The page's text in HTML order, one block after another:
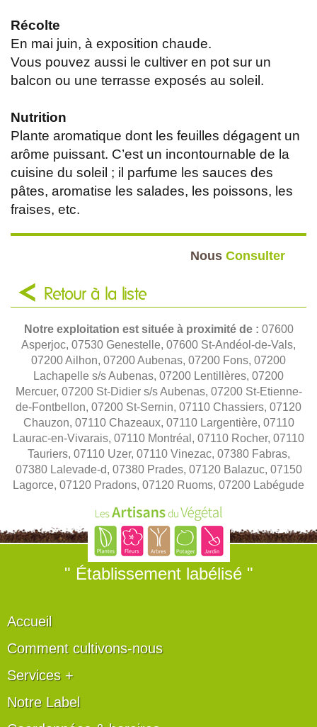
Récolte
En mai juin, à exposition chaude.
Vous pouvez aussi le cultiver en pot sur un
balcon ou une terrasse exposés au soleil.
Nutrition
Plante aromatique dont les feuilles dégagent un
arôme puissant. C’est un incontournable de la
cuisine du soleil ; il parfume les sauces des
pâtes, aromatise les salades, les poissons, les
fraises, etc.
Nous Consulter
Retour à la liste
Notre exploitation est située à proximité de : 07600
Asperjoc, 07530 Genestelle, 07600 St-Andéol-de-Vals,
07200 Ailhon, 07200 Aubenas, 07200 Fons, 07200
Lachapelle s/s Aubenas, 07200 Lentillères, 07200
Mercuer, 07200 St-Didier s/s Aubenas, 07200 St-Etienne-
de-Fontbellon, 07200 St-Sernin, 07110 Chassiers, 07120
Chauzon, 07110 Chazeaux, 07110 Largentière, 07110
Laurac-en-Vivarais, 07110 Montréal, 07110 Rocher, 07110
Tauriers, 07110 Uzer, 07110 Vinezac, 07380 Fabras,
07380 Lalevade-d, 07380 Prades, 07120 Balazuc, 07150
Lagorce, 07120 Pradons, 07120 Ruoms, 07200 Labégude
" Établissement labélisé "
Accueil
Comment cultivons-nous
Services +
Notre Label